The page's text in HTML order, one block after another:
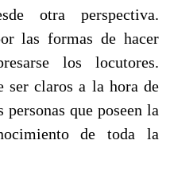
otra perspectiva.
las formas de hacer
los locutores.
ser claros a la hora de
que poseen la
de toda la